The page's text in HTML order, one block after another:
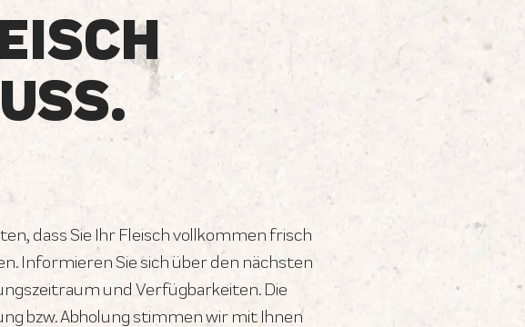
dass Sie Ihr Fleisch vollkommen frisch
Informieren Sie sich über den nächsten
und Verfügbarkeiten. Die
bzw. Abholung stimmen wir mit Ihnen